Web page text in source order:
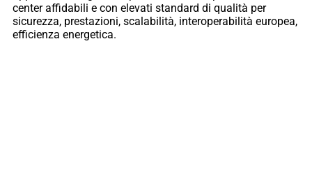
center affidabili e con elevati standard di qualità per
sicurezza, prestazioni, scalabilità, interoperabilità europea,
efficienza energetica.